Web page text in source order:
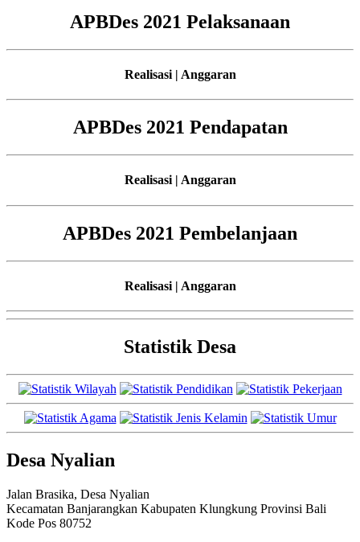
APBDes 2021 Pelaksanaan
Realisasi | Anggaran
APBDes 2021 Pendapatan
Realisasi | Anggaran
APBDes 2021 Pembelanjaan
Realisasi | Anggaran
Statistik Desa
Desa Nyalian
Jalan Brasika, Desa Nyalian
Kecamatan Banjarangkan Kabupaten Klungkung Provinsi Bali
Kode Pos 80752